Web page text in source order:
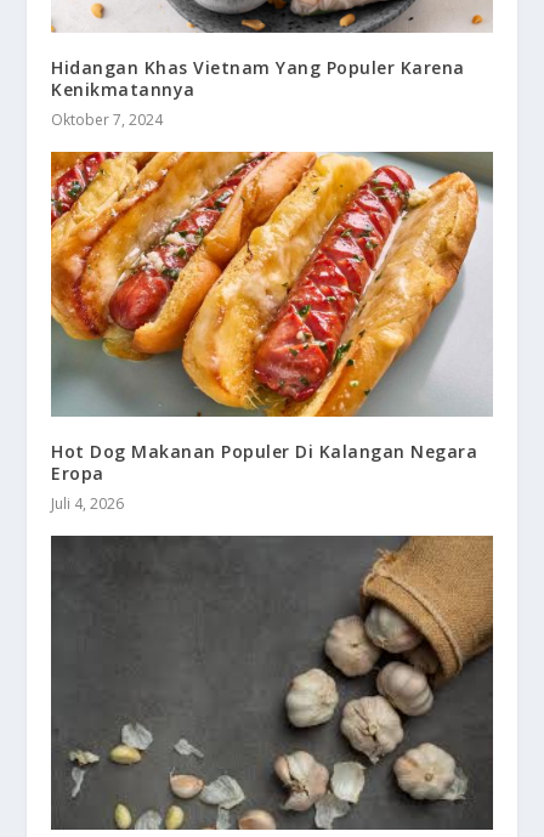
Hidangan Khas Vietnam Yang Populer Karena
Kenikmatannya
Oktober 7, 2024
Hot Dog Makanan Populer Di Kalangan Negara
Eropa
Juli 4, 2026